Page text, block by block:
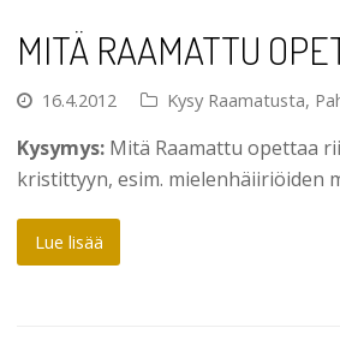
MITÄ RAAMATTU
16.4.2012 Kysy Raamatusta,
Kysymys: Mitä Raamattu opettaa
kristittyyn, esim. mielenhäiiriöiden
Lue lisää